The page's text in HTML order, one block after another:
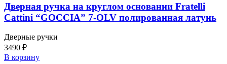
Дверная ручка на круглом основании Fratelli
Cattini “GOCCIA” 7-OLV полированная латунь
Дверные ручки
3490 ₽
В корзину